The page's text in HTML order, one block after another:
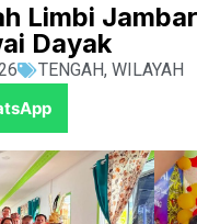
Limbi
Dayak
TENGAH, WILAYAH